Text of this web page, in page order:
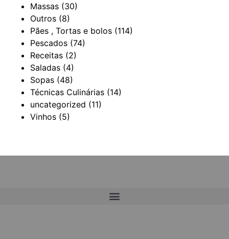
Massas (30)
Outros (8)
Pães , Tortas e bolos (114)
Pescados (74)
Receitas (2)
Saladas (4)
Sopas (48)
Técnicas Culinárias (14)
uncategorized (11)
Vinhos (5)